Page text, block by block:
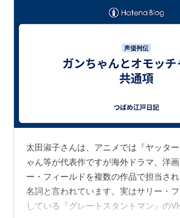
タイムボカンシリーズ ヤッターマン
（ビートン）
フクちゃん（キヨ）
とんがり帽子のメモル（バーバラ）
…など。
声の出演（外国ドラマ）
太田淑子さんは、アニメでは『ヤッタ
ゃん等が代表作ですが海外ドラマ、洋
ー・フィールドを複数の作品で担当さ
名詞と言われています。実はサリー・
している『グレートスタントマン』の